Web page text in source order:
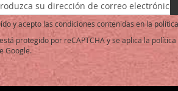
y acepto las condiciones contenidas en la
protegido por reCAPTCHA y se aplica la
Google.